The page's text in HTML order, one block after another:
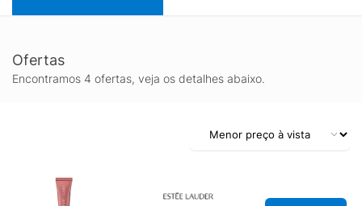
Ofertas
Encontramos 4 ofertas, veja os detalhes abaixo.